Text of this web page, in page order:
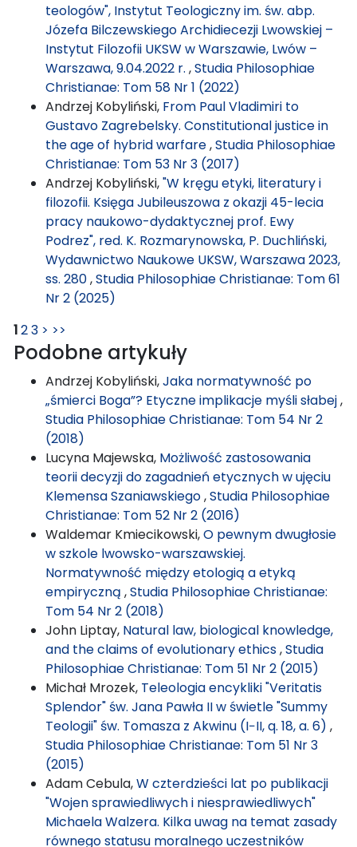
teologów", Instytut Teologiczny im. św. abp.
Józefa Bilczewskiego Archidiecezji Lwowskiej –
Instytut Filozofii UKSW w Warszawie, Lwów –
Warszawa, 9.04.2022 r. ,Studia Philosophiae
Christianae: Tom 58 Nr 1 (2022)
Andrzej Kobyliński, From Paul Vladimiri to
Gustavo Zagrebelsky. Constitutional justice in
the age of hybrid warfare,Studia Philosophiae
Christianae: Tom 53 Nr 3 (2017)
Andrzej Kobyliński,"W kręgu etyki, literatury i
filozofii. Księga Jubileuszowa z okazji 45-lecia
pracy naukowo-dydaktycznej prof. Ewy
Podrez", red. K. Rozmarynowska, P. Duchliński,
Wydawnictwo Naukowe UKSW, Warszawa 2023,
ss. 280,Studia Philosophiae Christianae: Tom 61
Nr 2 (2025)
123 > >>
Podobne artykuły
Andrzej Kobyliński,Jaka normatywność po
„śmierci Boga”? Etyczne implikacje myśli słabej,
Studia Philosophiae Christianae: Tom 54 Nr 2
(2018)
Lucyna Majewska, Możliwość zastosowania
teorii decyzji do zagadnień etycznych w ujęciu
Klemensa Szaniawskiego,Studia Philosophiae
Christianae: Tom 52 Nr 2 (2016)
Waldemar Kmiecikowski,O pewnym dwugłosie
w szkole lwowsko-warszawskiej.
Normatywność między etologią a etyką
empiryczną ,Studia Philosophiae Christianae:
Tom 54 Nr 2 (2018)
John Liptay, Natural law, biological knowledge,
and the claims of evolutionary ethics,Studia
Philosophiae Christianae: Tom 51 Nr 2 (2015)
Michał Mrozek, Teleologia encykliki "Veritatis
Splendor" św. Jana Pawła II w świetle "Summy
Teologii" św. Tomasza z Akwinu (I−II, q. 18, a. 6) ,
Studia Philosophiae Christianae: Tom 51 Nr 3
(2015)
Adam Cebula,W czterdzieści lat po publikacji
"Wojen sprawiedliwych i niesprawiedliwych"
Michaela Walzera. Kilka uwag na temat zasady
równego statusu moralnego uczestników